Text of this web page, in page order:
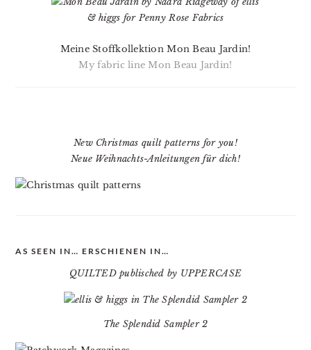
Meine Stoffkollektion Mon Beau Jardin!
My fabric line Mon Beau Jardin!
New Christmas quilt patterns for you!
Neue Weihnachts-Anleitungen für dich!
AS SEEN IN… ERSCHIENEN IN…
QUILTED publisched by UPPERCASE
The Splendid Sampler 2